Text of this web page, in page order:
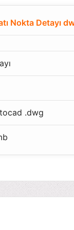
Nokta Detayı
.dwg